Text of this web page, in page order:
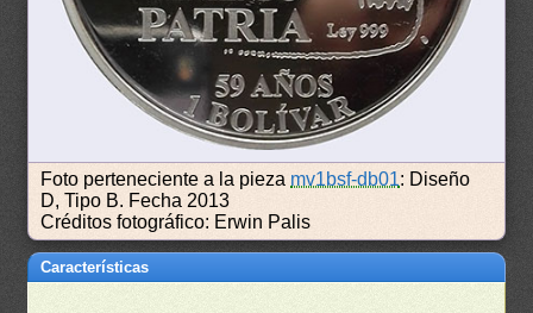
Foto perteneciente a la pieza mv1bsf-db01: Diseño
D, Tipo B. Fecha 2013
Créditos fotográfico: Erwin Palis
Características